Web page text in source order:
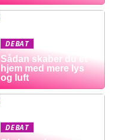
DEBAT
Sådan skaber du et
hjem med mere lys
og luft
DEBAT